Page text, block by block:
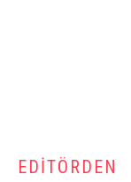
EDITÖRDEN